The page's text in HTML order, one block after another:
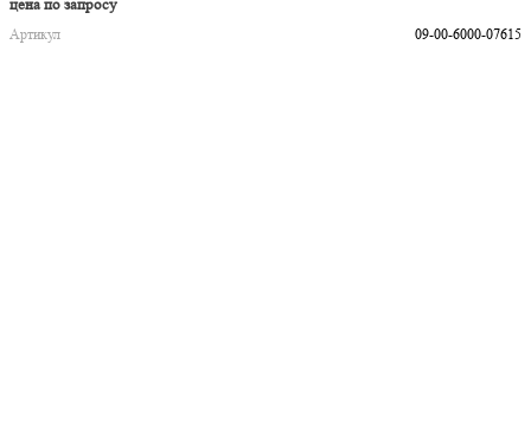
цена по запросу
Артикул
09-00-6000-07615